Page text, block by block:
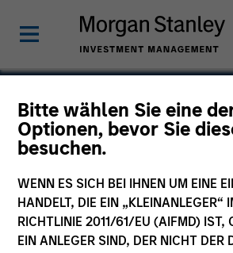
Bitte wählen Sie eine
Optionen, bevor Sie
besuchen.
WENN ES SICH BEI IHNEN UM EINE
HANDELT, DIE EIN „KLEINANLEGER“
RICHTLINIE 2011/61/EU (AIFMD) IST,
EIN ANLEGER SIND, DER NICHT DER
Jade Huang
Managing Director, Chief
Officer